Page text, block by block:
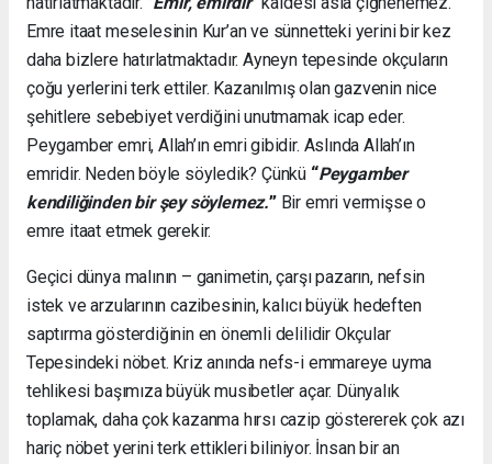
Emre itaat meselesinin Kur’an ve sünnetteki yerini bir kez
daha bizlere hatırlatmaktadır. Ayneyn tepesinde okçuların
çoğu yerlerini terk ettiler. Kazanılmış olan gazvenin nice
şehitlere sebebiyet verdiğini unutmamak icap eder.
Peygamber emri, Allah’ın emri gibidir. Aslında Allah’ın
emridir. Neden böyle söyledik? Çünkü “Peygamber
kendiliğinden bir şey söylemez.”Bir emri vermişse o
emre itaat etmek gerekir.
Geçici dünya malının – ganimetin, çarşı pazarın, nefsin
istek ve arzularının cazibesinin, kalıcı büyük hedeften
saptırma gösterdiğinin en önemli delilidir Okçular
Tepesindeki nöbet. Kriz anında nefs-i emmareye uyma
tehlikesi başımıza büyük musibetler açar. Dünyalık
toplamak, daha çok kazanma hırsı cazip göstererek çok azı
hariç nöbet yerini terk ettikleri biliniyor. İnsan bir an